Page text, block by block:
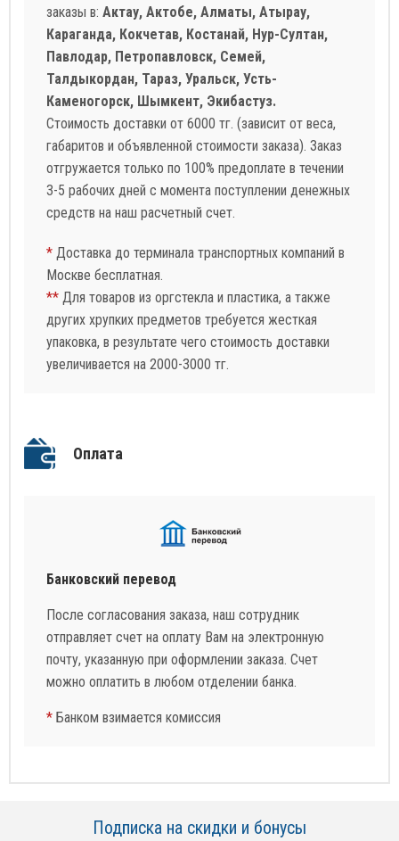
заказы в: Актау, Актобе, Алматы, Атырау,
Караганда, Кокчетав, Костанай, Нур-Султан,
Павлодар, Петропавловск, Семей,
Талдыкордан, Тараз, Уральск, Усть-
Каменогорск, Шымкент, Экибастуз.
Стоимость доставки от 6000 тг. (зависит от веса,
габаритов и объявленной стоимости заказа). Заказ
отгружается только по 100% предоплате в течении
3-5 рабочих дней с момента поступлении денежных
средств на наш расчетный счет.
* Доставка до терминала транспортных компаний в
Москве бесплатная.
** Для товаров из оргстекла и пластика, а также
других хрупких предметов требуется жесткая
упаковка, в результате чего стоимость доставки
увеличивается на 2000-3000 тг.
Оплата
Банковский перевод
После согласования заказа, наш сотрудник
отправляет счет на оплату Вам на электронную
почту, указанную при оформлении заказа. Счет
можно оплатить в любом отделении банка.
* Банком взимается комиссия
Подписка на скидки и бонусы